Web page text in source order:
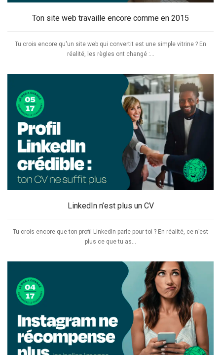
Ton site web travaille encore comme en 2015
Tu crois encore qu'un site web qui convertit est une simple vitrine ? En
réalité, les règles ont changé :...
LinkedIn n’est plus un CV
Tu crois encore que ton profil LinkedIn parle pour toi ? En réalité, ce n’est
plus ce que tu as...